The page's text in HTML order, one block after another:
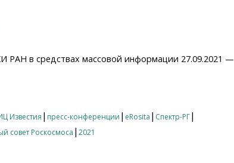
в средствах массовой информации 27.09.2021 —
Известия | пресс-конференции | eRosita | Спектр-РГ|
совет Роскосмоса | 2021